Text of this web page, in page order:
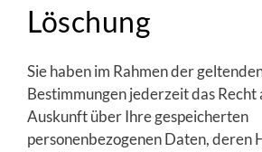
Löschung
Sie haben im Rahmen der
Bestimmungen jederzeit das
Auskunft über Ihre gespeicherten
personenbezogenen Daten, deren